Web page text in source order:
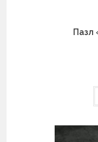
Пазл